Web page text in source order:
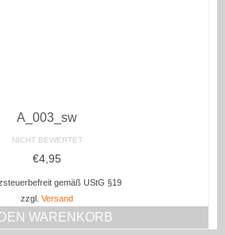
A_003_sw
NICHT BEWERTET
€4,95
gemäß UStG §19
zzgl. Versand
DEN WARENKORB